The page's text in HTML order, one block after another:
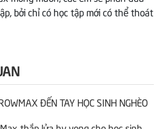
bởi chỉ có học tập mới có thể thoát
ĐẾN TAY HỌC SINH NGHÈO